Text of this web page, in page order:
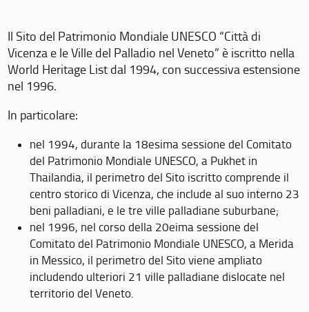
Il Sito del Patrimonio Mondiale UNESCO “Città di
Vicenza e le Ville del Palladio nel Veneto” è iscritto nella
World Heritage List dal 1994, con successiva estensione
nel 1996.
In particolare:
nel 1994, durante la 18esima sessione del Comitato
del Patrimonio Mondiale UNESCO, a Pukhet in
Thailandia, il perimetro del Sito iscritto comprende il
centro storico di Vicenza, che include al suo interno 23
beni palladiani, e le tre ville palladiane suburbane;
nel 1996, nel corso della 20eima sessione del
Comitato del Patrimonio Mondiale UNESCO, a Merida
in Messico, il perimetro del Sito viene ampliato
includendo ulteriori 21 ville palladiane dislocate nel
territorio del Veneto.